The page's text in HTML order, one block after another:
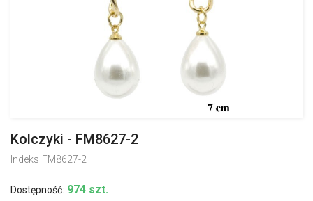
Kolczyki - FM8627-2
Indeks FM8627-2
Dostępność: 974 szt.